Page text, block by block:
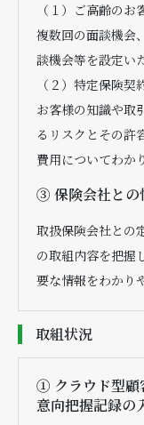
（１）ご高齢のお
複数回の面談機会
談機会等を設定い
（２）特定保険契
お客様の知識や取
るリスクとその許
費用についてわか
③ 保険会社との
取扱保険会社との
の取組内容を把握
要な情報をわかり
取組状況
① クラウド型顧
意向把握記録の